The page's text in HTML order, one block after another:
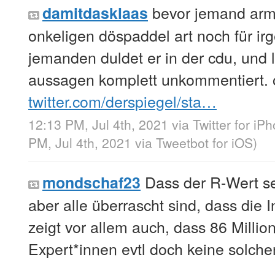
damitdasklaas bevor jemand
onkeligen döspaddel art noch für
jemanden duldet er in der cdu, und
aussagen komplett unkommentiert.
twitter.com/derspiegel/sta…
12:13 PM, Jul 4th, 2021 via Twitter for
PM, Jul 4th, 2021 via Tweetbot for iΟS)
mondschaf23 Dass der R-Wert
aber alle überrascht sind, dass die
zeigt vor allem auch, dass 86
Expert*innen evtl doch keine